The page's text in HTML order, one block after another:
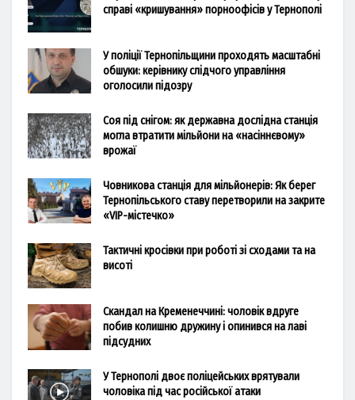
справі «кришування» порноофісів у Тернополі
У поліції Тернопільщини проходять масштабні
обшуки: керівнику слідчого управління
оголосили підозру
Соя під снігом: як державна дослідна станція
могла втратити мільйони на «насіннєвому»
врожаї
Човникова станція для мільйонерів: Як берег
Тернопільського ставу перетворили на закрите
«VIP-містечко»
Тактичні кросівки при роботі зі сходами та на
висоті
Скандал на Кременеччині: чоловік вдруге
побив колишню дружину і опинився на лаві
підсудних
У Тернополі двоє поліцейських врятували
чоловіка під час російської атаки